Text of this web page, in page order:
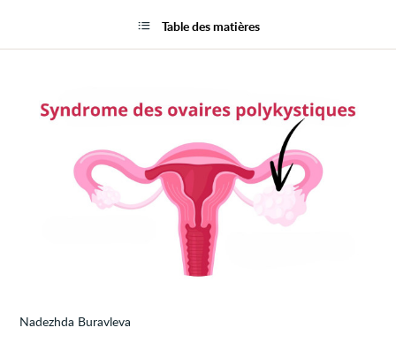
Nadezhda Buravleva
Table des matières